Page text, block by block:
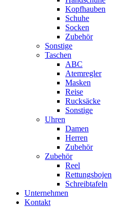
Kopfhauben
Schuhe
Socken
Zubehör
Sonstige
Taschen
ABC
Atemregler
Masken
Reise
Rucksäcke
Sonstige
Uhren
Damen
Herren
Zubehör
Zubehör
Reel
Rettungsbojen
Schreibtafeln
Unternehmen
Kontakt